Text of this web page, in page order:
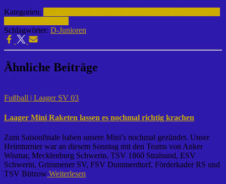
Kategorien:
Schlagwörter: D-Junioren
Ähnliche Beiträge
Fußball | Laager SV 03
Laager Mini Raketen lassen es nochmal richtig krachen
Zum Saisonfinale haben unsere Mini’s nochmal gezündet. Unser
Heimturnier war an diesem Sonntag mit den Teams von Anker
Wismar, Mecklenburg Schwerin, TSV 1860 Stralsund, ESV
Schwerin, Grimmener SV, FSV Dummerdtorf, Förderkader RS und
TSV Bützow Weiterlesen